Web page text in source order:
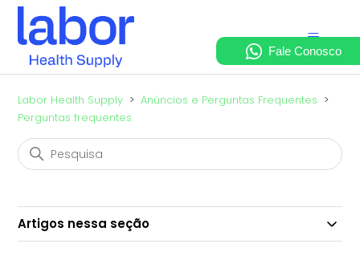
Labor Health Supply
Anúncios e Perguntas Frequentes
Perguntas frequentes
Artigos nessa seção